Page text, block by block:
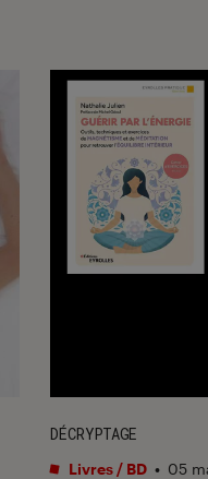
DÉCRYPTAGE
Livres / BD • 05